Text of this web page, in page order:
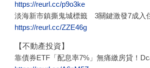
https://reurl.cc/p9o3ke
淡海新市鎮撕鬼城標籤 3關鍵激發7成入
https://reurl.cc/ZZE46g
【不動產投資】
靠債券ETF「配息率7%」無痛繳房貸！